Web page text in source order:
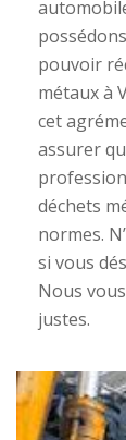
pouvoir
métaux à
cet
assurer
déchets
normes.
si vous
Nous
justes.